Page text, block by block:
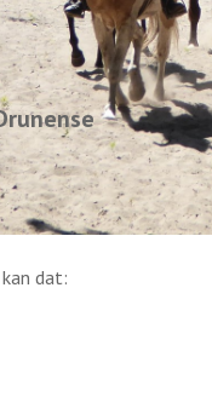
dat: